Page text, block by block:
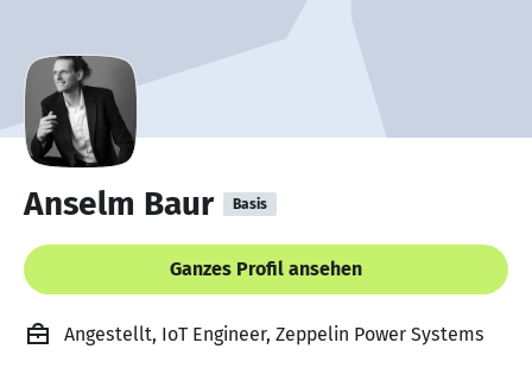
Anselm Baur Basis
Ganzes Profil ansehen
Angestellt, IoT Engineer, Zeppelin Power Systems